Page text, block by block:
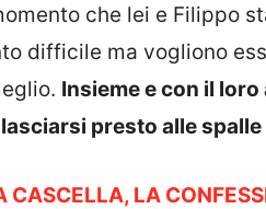
che lei e Filippo
difficile ma vogliono
Insieme e con il
presto alle
CASCELLA, LA